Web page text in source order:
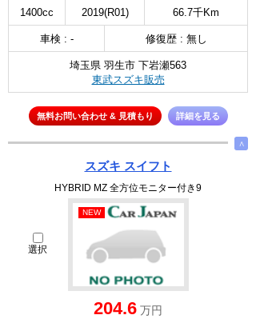
1400cc 2019(R01) 66.7千Km
車検 : - 修復歴 : 無し
埼玉県 羽生市 下岩瀬563
東武スズキ販売
無料お問い合わせ & 見積もり 詳細を見る
∧
スズキ スイフト
HYBRID MZ 全方位モニター付き9
選択
NEW
204.6 万円